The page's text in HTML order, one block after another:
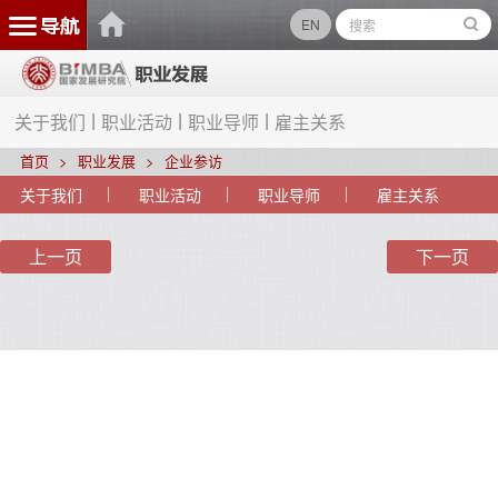
EN
关于我们 职业活动 职业导师 雇主关系
首页 职业发展 企业参访
上一页 下一页
关于我们 职业活动 职业导师 雇主关系